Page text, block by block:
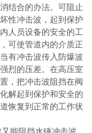
结合的办法。可阻止
性冲击波，起到保护
人员设备的安全的工
可使管道内的介质正
有冲击波传入防爆波
烈的压差。在高压室
，把冲击波阻挡在阀
解起到保护和安全的
恢复到正常的工作状